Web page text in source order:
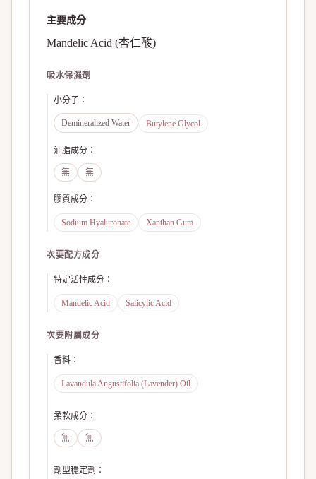
主要成分
Mandelic Acid (杏仁酸)
吸水保濕劑
小分子 ：
Demineralized Water Butylene Glycol
油脂成分 ：
無 無
膠質成分 ：
Sodium Hyaluronate Xanthan Gum
次要配方成分
特定活性成分 ：
Mandelic Acid Salicylic Acid
次要附屬成分
香料 ：
Lavandula Angustifolia (Lavender) Oil
柔軟成分 ：
無 無
劑型穩定劑 ：